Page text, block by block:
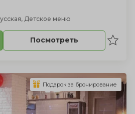
Детское меню
Посмотреть
Подарок за бронирование